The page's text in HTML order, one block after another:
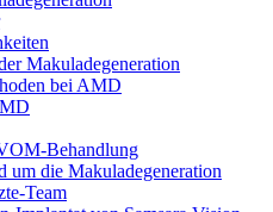
Makuladegeneration
bei AMD
Behandlung
um die Makuladegeneration
Team